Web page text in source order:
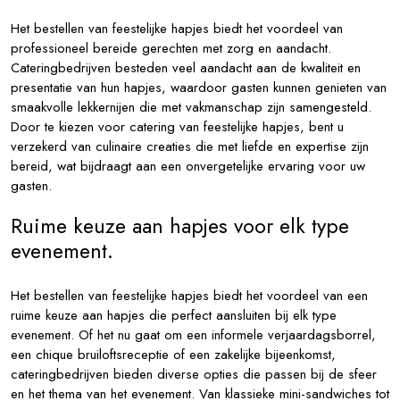
Het bestellen van feestelijke hapjes biedt het voordeel van
professioneel bereide gerechten met zorg en aandacht.
Cateringbedrijven besteden veel aandacht aan de kwaliteit en
presentatie van hun hapjes, waardoor gasten kunnen genieten van
smaakvolle lekkernijen die met vakmanschap zijn samengesteld.
Door te kiezen voor catering van feestelijke hapjes, bent u
verzekerd van culinaire creaties die met liefde en expertise zijn
bereid, wat bijdraagt aan een onvergetelijke ervaring voor uw
gasten.
Ruime keuze aan hapjes voor elk type
evenement.
Het bestellen van feestelijke hapjes biedt het voordeel van een
ruime keuze aan hapjes die perfect aansluiten bij elk type
evenement. Of het nu gaat om een informele verjaardagsborrel,
een chique bruiloftsreceptie of een zakelijke bijeenkomst,
cateringbedrijven bieden diverse opties die passen bij de sfeer
en het thema van het evenement. Van klassieke mini-sandwiches tot